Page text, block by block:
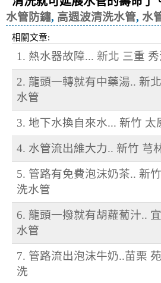
水管防鏽, 高週波清洗水管, 水
相關文章:
1. 熱水器故障... 新北 三重
2. 龍頭一轉就有中藥湯.. 新
水管
3. 地下水換自來水... 新竹 太
4. 水管流出維大力.. 新竹 芎
5. 管路有免費泡沫奶茶.. 新
洗水管
6. 龍頭一撥就有胡蘿蔔汁..
水管
7. 管路流出泡沫牛奶..苗栗
洗